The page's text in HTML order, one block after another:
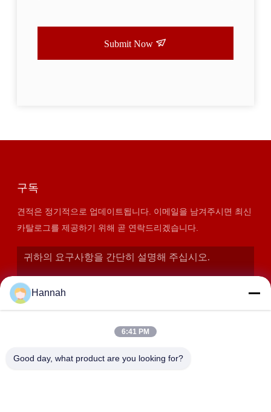
Submit Now
구독
견적은 정기적으로 업데이트됩니다. 이메일을 남겨주시면 최신
카탈로그를 제공하기 위해 곧 연락드리겠습니다.
Hannah
6:41 PM
Good day, what product are you looking for?